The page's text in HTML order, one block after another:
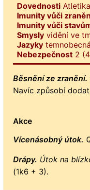
Dovednosti
Imunity vůči
Imunity vůči
Smysly vidění ve
Jazyky
Nebezpečnost 2
Běsnění ze zranění.
Navíc způsobí
Akce
Vícenásobný útok.
Drápy. Útok na
(1k6 + 3).